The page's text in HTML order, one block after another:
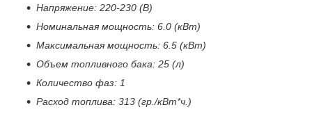
Напряжение: 220-230 (В)
Номинальная мощность: 6.0 (кВт)
Максимальная мощность: 6.5 (кВт)
Объем топливного бака: 25 (л)
Количество фаз: 1
Расход топлива: 313 (гр./кВт*ч.)